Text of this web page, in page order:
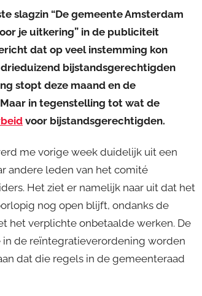
slagzin “De gemeente Amsterdam
je uitkering” in de publiciteit
dat op veel instemming kon
drieduizend bijstandsgerechtigden
stopt deze maand en de
in tegenstelling tot wat de
voor bijstandsgerechtigden.
me vorige week duidelijk uit een
andere leden van het comité
Het ziet er namelijk naar uit dat het
nog open blijft, ondanks de
het verplichte onbetaalde werken. De
de reïntegratieverordening worden
dat die regels in de gemeenteraad